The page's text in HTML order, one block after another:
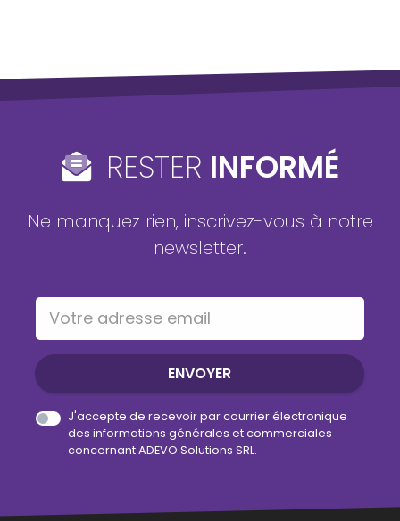
RESTER INFORMÉ
Ne manquez rien, inscrivez-vous à notre
newsletter.
Votre adresse email
ENVOYER
J'accepte de recevoir par courrier électronique
des informations générales et commerciales
concernant ADEVO Solutions SRL.